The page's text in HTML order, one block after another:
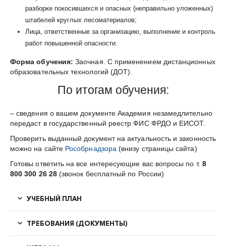
машин
соответствующей
грузоподъемности
покосившихся
и
штабелей
круглых
лесоматериалов
разборке покосившихся и опасных (неправильно уложенных)
штабелей круглых лесоматериалов;
Лица, ответственные за организацию, выполнение и контроль
работ повышенной опасности.
Форма обучения: Заочная. С применением дистанционных
образовательных технологий (ДОТ).
По итогам обучения:
– сведения о вашем документе Академия незамедлительно
передаст в государственный реестр ФИС ФРДО и ЕИСОТ.
Проверить выданный документ на актуальность и законность
можно на сайте Рособрнадзора (внизу страницы сайта)
Готовы ответить на все интересующие вас вопросы по т. 8
800 300 26 28(звонок бесплатный по России)
УЧЕБНЫЙ ПЛАН
ТРЕБОВАНИЯ (ДОКУМЕНТЫ)